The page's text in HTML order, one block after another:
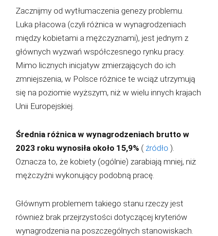
Zacznijmy od wytłumaczenia genezy problemu.
Luka płacowa (czyli różnica w wynagrodzeniach
między kobietami a mężczyznami), jest jednym z
głównych wyzwań współczesnego rynku pracy.
Mimo licznych inicjatyw zmierzających do ich
zmniejszenia, w Polsce różnice te wciąż utrzymują
się na poziomie wyższym, niż w wielu innych krajach
Unii Europejskiej.
Średnia różnica w wynagrodzeniach brutto w
2023 roku wynosiła około 15,9% ( źródło ).
Oznacza to, że kobiety (ogólnie) zarabiają mniej, niż
mężczyźni wykonujący podobną pracę.
Głównym problemem takiego stanu rzeczy jest
również brak przejrzystości dotyczącej kryteriów
wynagrodzenia na poszczególnych stanowiskach.